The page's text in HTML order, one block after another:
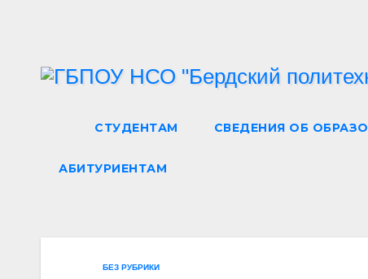
СТУДЕНТАМ СВЕДЕНИЯ ОБ
АБИТУРИЕНТАМ
БЕЗ РУБРИКИ